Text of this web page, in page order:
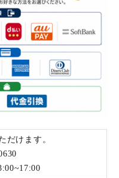
だけます。